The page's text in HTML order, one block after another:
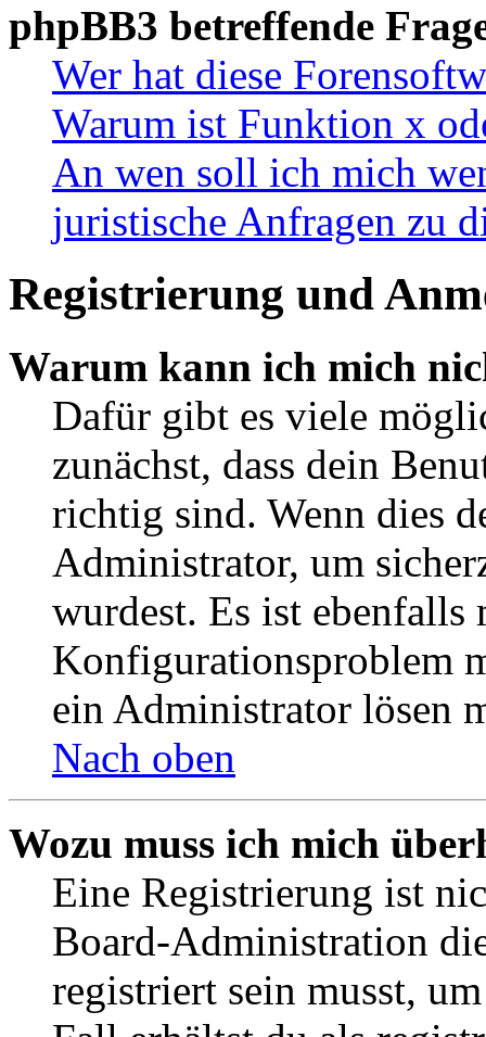
phpBB3 betreffende
Wer hat diese
Warum ist Funktion x
An wen soll ich mich
juristische Anfragen zu
Registrierung und
Warum kann ich mich
Dafür gibt es viele
zunächst, dass dein
richtig sind. Wenn dies
Administrator, um
wurdest. Es ist ebenfalls
Konfigurationsproblem
ein Administrator lösen
Nach oben
Wozu muss ich mich
Eine Registrierung ist
Board-Administration
registriert sein musst,